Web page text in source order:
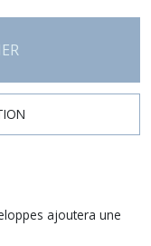
ajoutera une